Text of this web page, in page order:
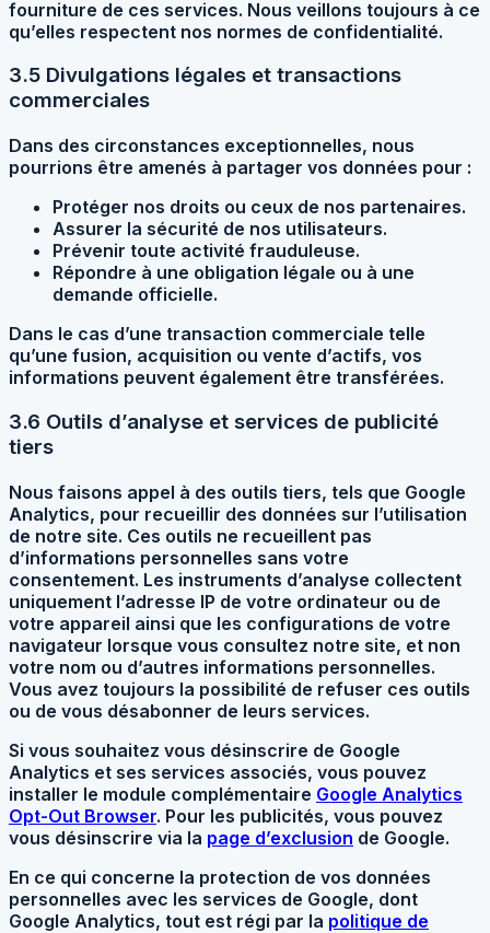
fourniture de ces services. Nous veillons toujours à ce
qu’elles respectent nos normes de confidentialité.
3.5 Divulgations légales et transactions
commerciales
Dans des circonstances exceptionnelles, nous
pourrions être amenés à partager vos données pour :
Protéger nos droits ou ceux de nos partenaires.
Assurer la sécurité de nos utilisateurs.
Prévenir toute activité frauduleuse.
Répondre à une obligation légale ou à une
demande officielle.
Dans le cas d’une transaction commerciale telle
qu’une fusion, acquisition ou vente d’actifs, vos
informations peuvent également être transférées.
3.6 Outils d’analyse et services de publicité
tiers
Nous faisons appel à des outils tiers, tels que Google
Analytics, pour recueillir des données sur l’utilisation
de notre site. Ces outils ne recueillent pas
d’informations personnelles sans votre
consentement. Les instruments d’analyse collectent
uniquement l’adresse IP de votre ordinateur ou de
votre appareil ainsi que les configurations de votre
navigateur lorsque vous consultez notre site, et non
votre nom ou d’autres informations personnelles.
Vous avez toujours la possibilité de refuser ces outils
ou de vous désabonner de leurs services.
Si vous souhaitez vous désinscrire de Google
Analytics et ses services associés, vous pouvez
installer le module complémentaire Google Analytics
Opt-Out Browser. Pour les publicités, vous pouvez
vous désinscrire via la page d’exclusion de Google.
En ce qui concerne la protection de vos données
personnelles avec les services de Google, dont
Google Analytics, tout est régi par la politique de